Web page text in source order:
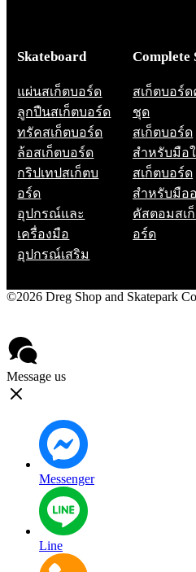
Skateboard
แผ่นสเก็ตบอร์ด
ลูกปืนสเก็ตบอร์ด
ทรัคสเก็ตบอร์ด
ล้อสเก็ตบอร์ด
กริปเทปสเก็ตบ
อร์ด
อุปกรณ์และ
เครื่องมือ
อุปกรณ์เสริม
Complete
สเก็ตบอร์
ชุด
สเก็ตบอร์ด
สำหรับมือ
สเก็ตบอร์ด
สำหรับมือ
คัสตอมสเ
อร์ด
©2026 Dreg Shop and Skatepark
Message us
Messenger
Line